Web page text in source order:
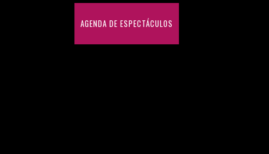
AGENDA DE ESPECTÁCULOS